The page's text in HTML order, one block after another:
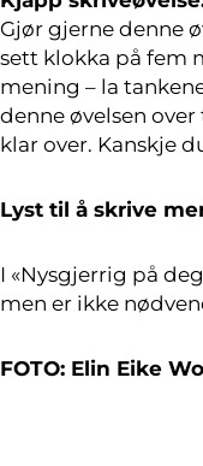
Gjør gjerne denne
sett klokka på fem
mening – la
denne øvelsen
klar over. Kanskje
Lyst til å skrive
I «Nysgjerrig på
men er ikke
FOTO: Elin Eike